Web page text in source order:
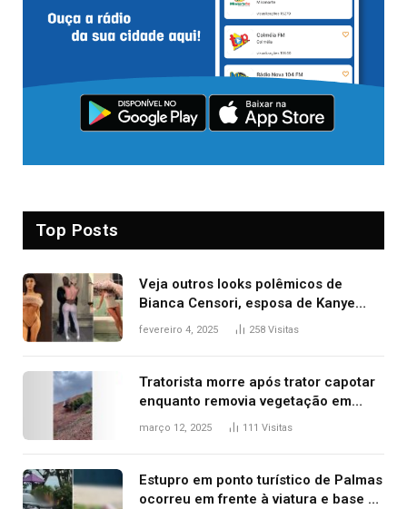
Top Posts
Veja outros looks polêmicos de
Bianca Censori, esposa de Kanye
West que apareceu nua no Grammy
fevereiro 4, 2025 258 Visitas
Tratorista morre após trator capotar
enquanto removia vegetação em
ribanceira de rodovia
março 12, 2025 111 Visitas
Estupro em ponto turístico de Palmas
ocorreu em frente à viatura e base de